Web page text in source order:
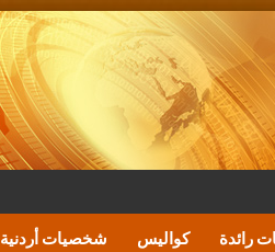
شخصيات أردنية كواليس رائدة